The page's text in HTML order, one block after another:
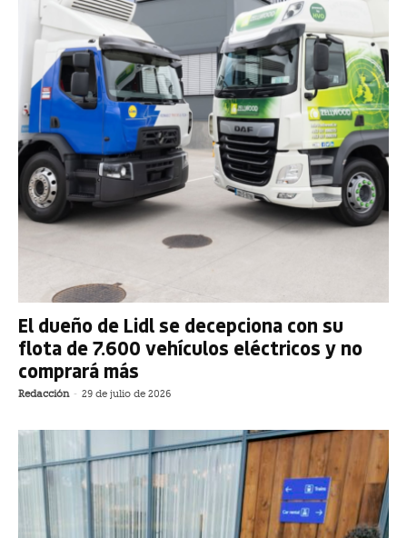
El dueño de Lidl se decepciona con su
flota de 7.600 vehículos eléctricos y no
comprará más
Redacción - 29 de julio de 2026